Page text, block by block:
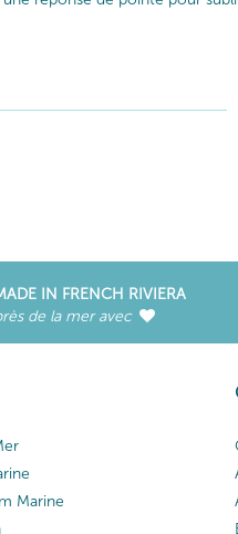
IN FRENCH RIVIERA
de la mer avec
Marine